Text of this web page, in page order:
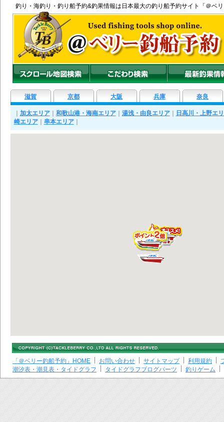
釣り ・ 海釣り ・ 釣り船予約&釣果情報は日本最大の釣り船予約サイト「＠ベ
滋賀 京都 大阪 兵庫 奈良
加太エリア｜ 和歌山港・海南エリア｜ 湯浅・由良エリア｜
日高川・上野エ
崎エリア｜ 串本エリア｜
「＠ベリー釣船予約」HOME お問い合わせ サイトマップ 利用規約
潮汐表・潮見表・タイドグラフ
タイドグラフブログパーツ 釣りゲーム